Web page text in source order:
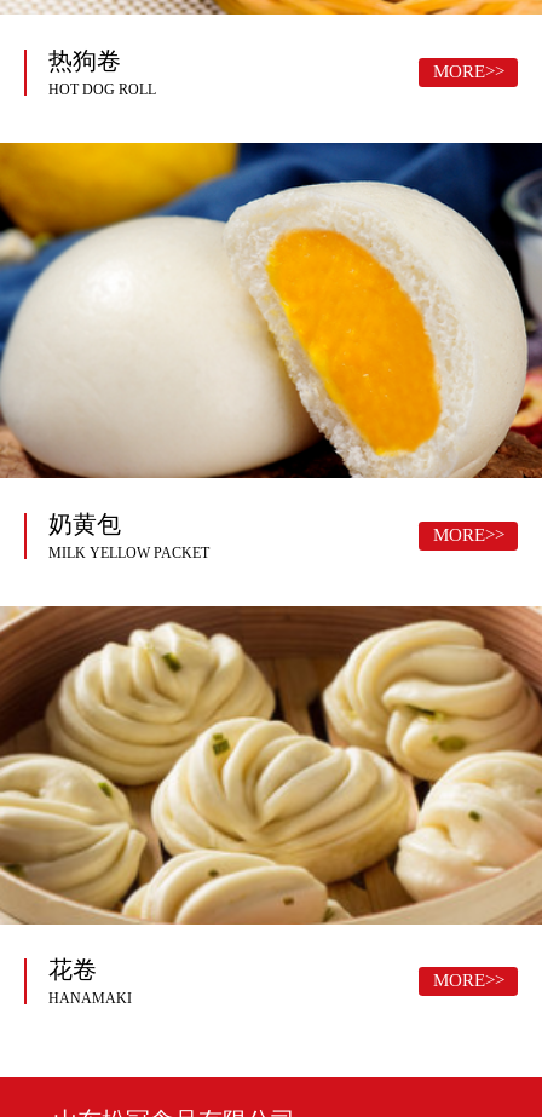
热狗卷
HOT DOG ROLL
MORE>>
奶黄包
MILK YELLOW PACKET
MORE>>
花卷
HANAMAKI
MORE>>